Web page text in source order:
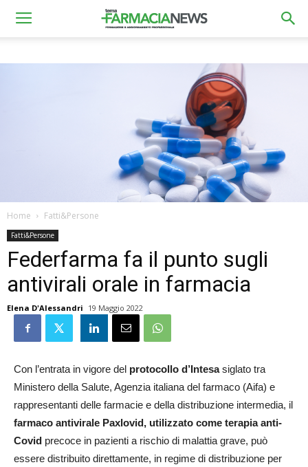
Home Fatti&Persone
Fatti&Persone
Federfarma fa il punto sugli
antivirali orale in farmacia
Elena D'Alessandri 19 Maggio 2022
Con l’entrata in vigore del protocollo d’Intesasiglato tra
Ministero della Salute, Agenzia italiana del farmaco (Aifa) e
rappresentanti delle farmacie e della distribuzione intermedia, il
farmaco antivirale Paxlovid, utilizzato come terapia anti-
Covid precoce in pazienti a rischio di malattia grave, può
essere distribuito direttamente, in regime di distribuzione per